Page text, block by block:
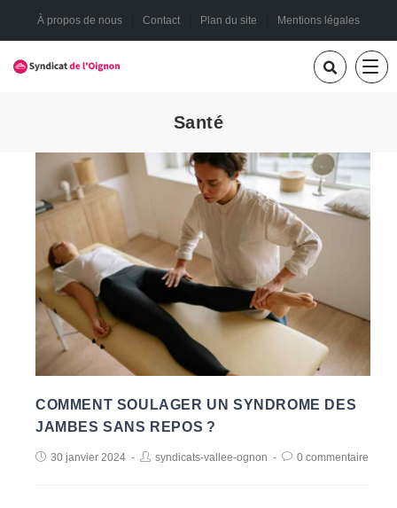
À propos de nous Contact Plan du site Mentions légales
Santé
COMMENT SOULAGER UN SYNDROME DES
JAMBES SANS REPOS ?
30 janvier 2024 syndicats-vallee-ognon 0 commentaire